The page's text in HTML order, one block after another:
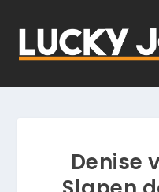
Denise